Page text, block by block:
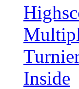
Inside